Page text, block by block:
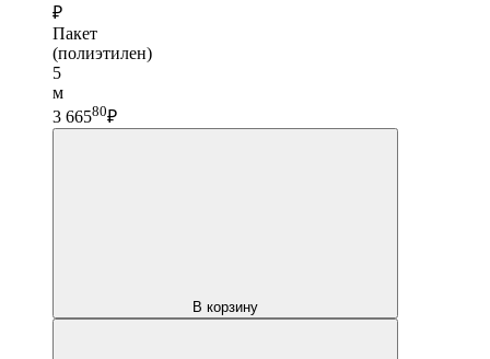
₽
Пакет
(полиэтилен)
5
м
3 66580₽
В корзину